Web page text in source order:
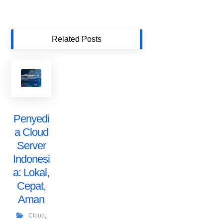
Related Posts
Penyedi
a Cloud
Server
Indonesi
a: Lokal,
Cepat,
Aman
Cloud ,